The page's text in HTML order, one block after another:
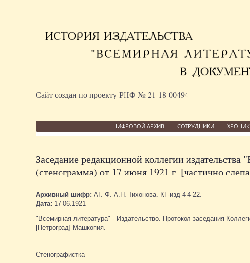
Сайт создан по проекту РНФ № 21-18-00494
ЦИФРОВОЙ АРХИВ СОТРУДНИКИ
Заседание редакционной коллегии
(стенограмма) от 17 июня 1921 г. [частично
Архивный шифр: АГ. Ф. А.Н. Тихонова. КГ-изд 4-4-22.
Дата: 17.06.1921
"Всемирная литература" - Издательство. Протокол заседания
[Петроград] Машкопия.
Стенографистка